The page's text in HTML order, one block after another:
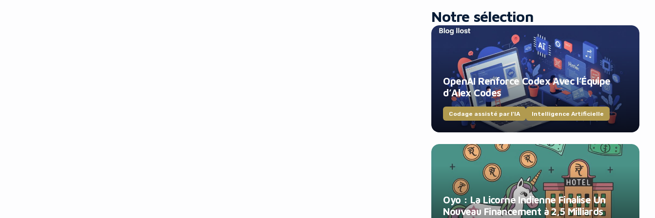
Notre sélection
OpenAI Renforce Codex Avec l’Équipe
d’Alex Codes
Codage assisté par l'IA Intelligence Artificielle
Oyo : La Licorne Indienne Finalise Un
Nouveau Financement à 2,5 Milliards